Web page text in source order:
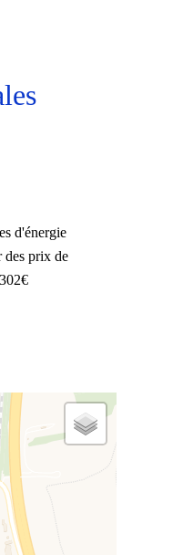
d'énergie
des prix de